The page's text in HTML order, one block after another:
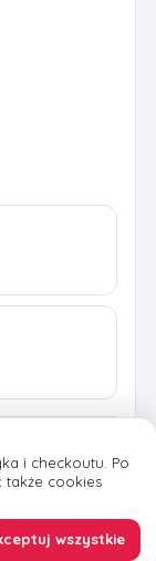
i checkoutu. Po
także cookies
wszystkie